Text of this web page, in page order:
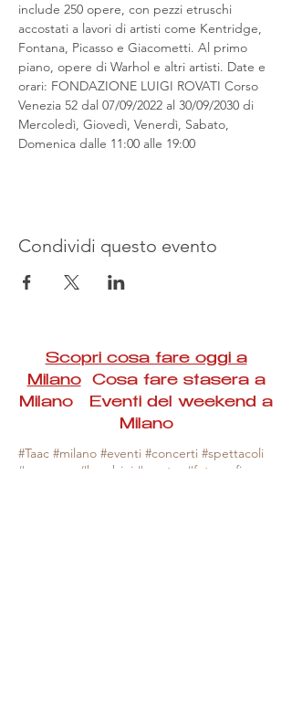
include 250 opere, con pezzi etruschi
accostati a lavori di artisti come Kentridge,
Fontana, Picasso e Giacometti. Al primo
piano, opere di Warhol e altri artisti. Date e
orari: FONDAZIONE LUIGI ROVATI Corso
Venezia 52 dal 07/09/2022 al 30/09/2030 di
Mercoledì, Giovedì, Venerdì, Sabato,
Domenica dalle 11:00 alle 19:00
Condividi questo evento
Scopri cosa fare oggi a
MilanoCosa fare stasera a
Milano Eventi del weekend a
Milano
#Taac #milano #eventi #concerti #spettacoli
#rassegne #bambini #mostre #fotografia